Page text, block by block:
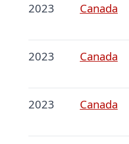
2023 Canada
2023 Canada
2023 Canada